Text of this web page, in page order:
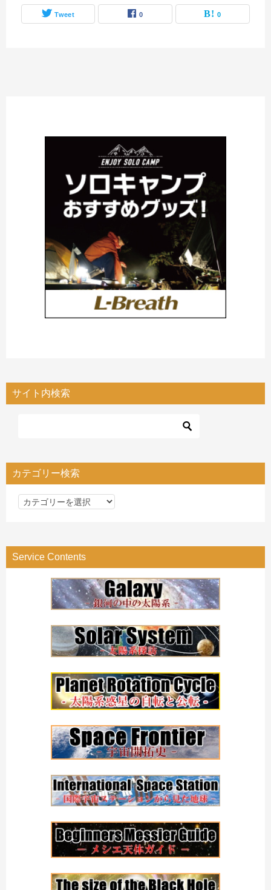
Tweet 0 0
サイト内検索
カテゴリー検索
カ
リ
ー
Service Contents